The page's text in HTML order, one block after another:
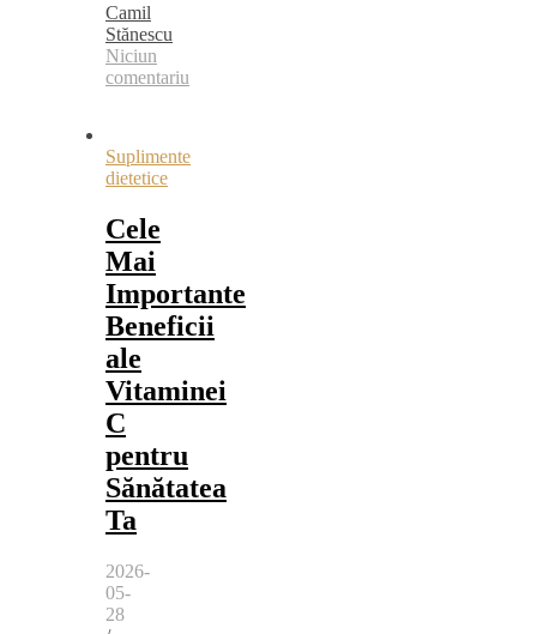
Camil
Stănescu
Niciun
comentariu
Suplimente
dietetice
Cele
Mai
Importante
Beneficii
ale
Vitaminei
C
pentru
Sănătatea
Ta
2026-
05-
28